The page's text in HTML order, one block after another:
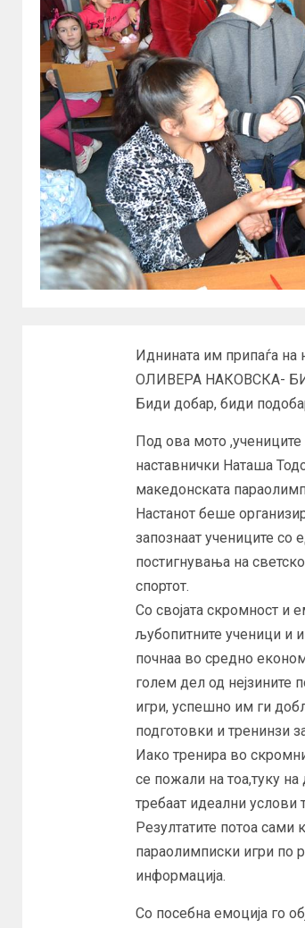
Иднината им припаѓа на
ОЛИВЕРА НАКОВСКА-
Биди добар, биди
Под ова мото ,учениците
наставнички Наташа
македонската
Настанот беше
запознаат учениците со
постигнувања на
спортот.
Со својата скромност и
љубопитните ученици и
почнаа во средно
голем дел од нејзините
игри, успешно им ги
подготовки и тренинзи
Иако тренира во
се пожали на тоа,туку
требаат идеални услови
Резултатите потоа сами
параолимписки игри по
информација.
Со посебна емоција го